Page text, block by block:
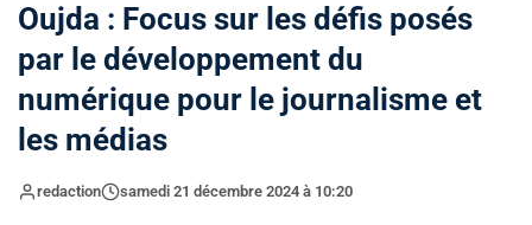
Oujda : Focus sur les défis posés
par le développement du
numérique pour le journalisme et
les médias
redaction samedi 21 décembre 2024 à 10:20